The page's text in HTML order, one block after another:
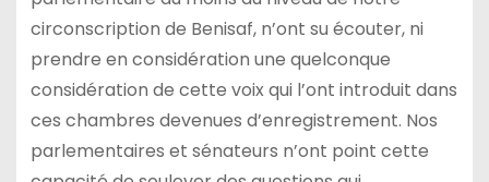
circonscription de Benisaf, n’ont su écouter, ni
prendre en considération une quelconque
considération de cette voix qui l’ont introduit dans
ces chambres devenues d’enregistrement. Nos
parlementaires et sénateurs n’ont point cette